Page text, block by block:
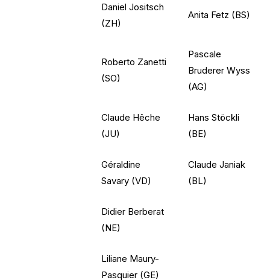
Daniel Jositsch
(ZH)
Anita Fetz (BS)
Roberto Zanetti
(SO)
Pascale
Bruderer Wyss
(AG)
Claude Hêche
(JU)
Hans Stöckli
(BE)
Géraldine
Savary (VD)
Claude Janiak
(BL)
Didier Berberat
(NE)
Liliane Maury-
Pasquier (GE)